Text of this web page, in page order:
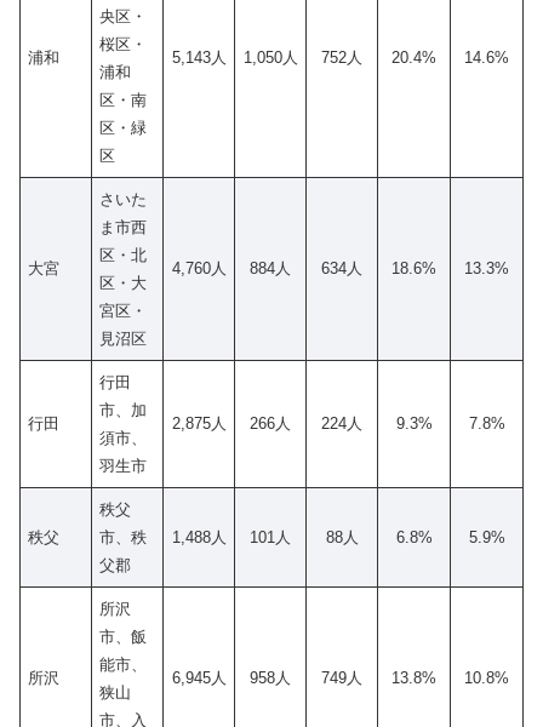
浦和
央区・
桜区・
浦和
区・南
区・緑
区
5,143人 1,050人 752人 20.4% 14.6%
大宮
さいた
ま市西
区・北
区・大
宮区・
見沼区
4,760人 884人 634人 18.6% 13.3%
行田
行田
市、加
須市、
羽生市
2,875人 266人 224人 9.3% 7.8%
秩父
秩父
市、秩
父郡
1,488人 101人 88人 6.8% 5.9%
所沢
所沢
市、飯
能市、
狭山
市、入
6,945人 958人 749人 13.8% 10.8%